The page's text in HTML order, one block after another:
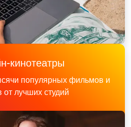
кинотеатры
популярных фильмов и
от лучших студий